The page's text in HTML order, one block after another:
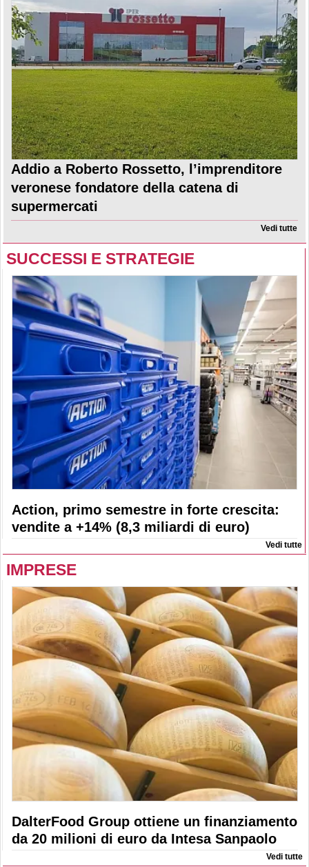
Addio a Roberto Rossetto, l’imprenditore
veronese fondatore della catena di
supermercati
Vedi tutte
SUCCESSI E STRATEGIE
Action, primo semestre in forte crescita:
vendite a +14% (8,3 miliardi di euro)
Vedi tutte
IMPRESE
DalterFood Group ottiene un finanziamento
da 20 milioni di euro da Intesa Sanpaolo
Vedi tutte